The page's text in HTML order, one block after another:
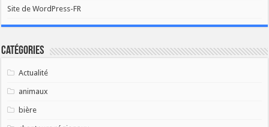
Site de WordPress-FR
Catégories
Actualité
animaux
bière